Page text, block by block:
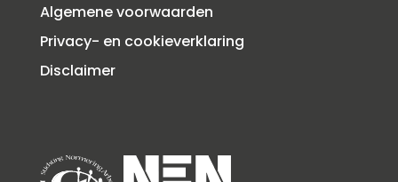
Algemene voorwaarden
Privacy- en cookieverklaring
Disclaimer